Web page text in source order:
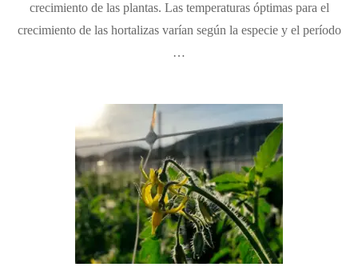
al
crecimiento de las plantas. Las temperaturas óptimas para el
crecimiento de las hortalizas varían según la especie y el período
…